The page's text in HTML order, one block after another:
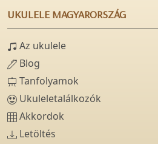
UKULELE MAGYARORSZÁG
Az ukulele
Blog
Tanfolyamok
Ukuleletalálkozók
Akkordok
Letöltés